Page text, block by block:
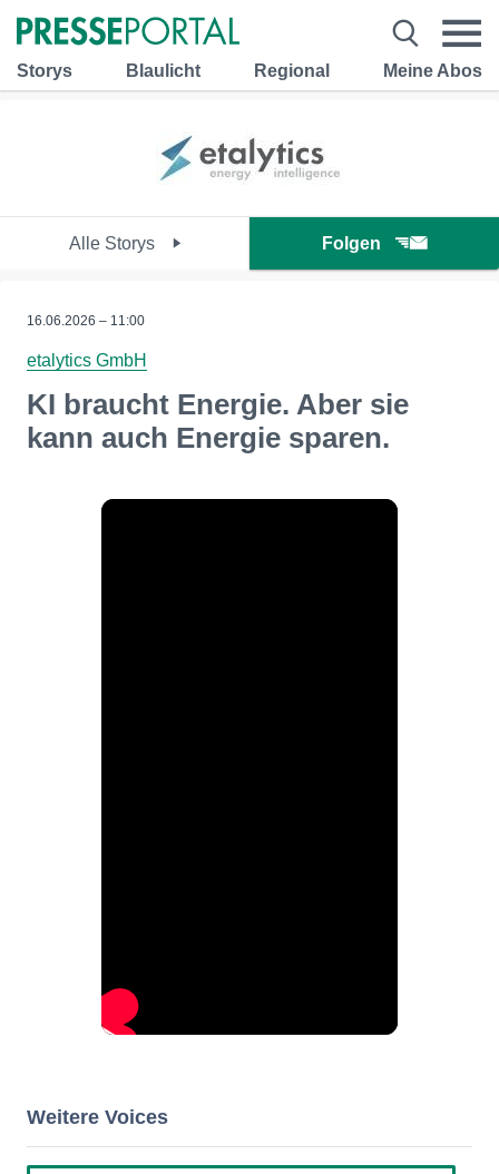
Storys Blaulicht Regional Meine Abos
Alle Storys Folgen
16.06.2026 – 11:00
etalytics GmbH
KI braucht Energie. Aber sie
kann auch Energie sparen.
Weitere Voices